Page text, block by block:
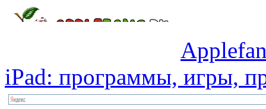
iPad: программы, игры,